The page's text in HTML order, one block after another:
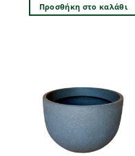
Προσθήκη στο καλάθι